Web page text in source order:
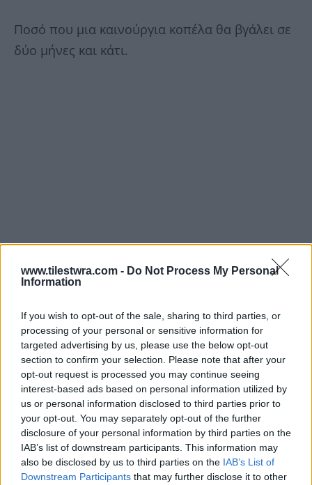
www.tilestwra.com - Do Not Process My Personal
Information
If you wish to opt-out of the sale, sharing to third parties, or
processing of your personal or sensitive information for
targeted advertising by us, please use the below opt-out
section to confirm your selection. Please note that after your
opt-out request is processed you may continue seeing
interest-based ads based on personal information utilized by
us or personal information disclosed to third parties prior to
your opt-out. You may separately opt-out of the further
disclosure of your personal information by third parties on the
IAB’s list of downstream participants. This information may
also be disclosed by us to third parties on the IAB’s List of
Downstream Participants that may further disclose it to other
Ποσό που μια καινούργια κοπέλα θα βγάλει σε
δύο μήνες και κάτι.
Όσο ακριβώς είναι η μυστική ρήτρα του
συμβολαίου που μόνο παραγωγή και παίκτες